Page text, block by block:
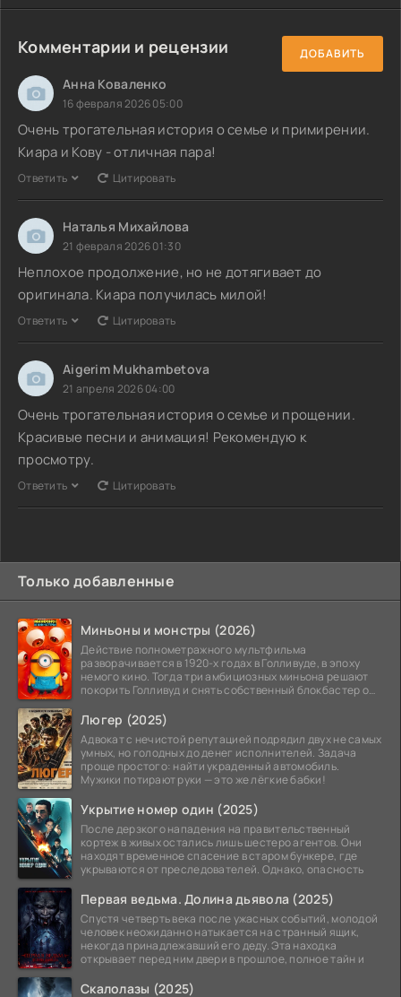
Комментарии и рецензии ДОБАВИТЬ
Анна Коваленко
16 февраля 2026 05:00
Очень трогательная история о семье и примирении.
Киара и Кову - отличная пара!
Ответить Цитировать
Наталья Михайлова
21 февраля 2026 01:30
Неплохое продолжение, но не дотягивает до
оригинала. Киара получилась милой!
Ответить Цитировать
Aigerim Mukhambetova
21 апреля 2026 04:00
Очень трогательная история о семье и прощении.
Красивые песни и анимация! Рекомендую к
просмотру.
Ответить Цитировать
Только добавленные
Миньоны и монстры (2026)
Действие полнометражного мультфильма
разворачивается в 1920-х годах в Голливуде, в эпоху
немого кино. Тогда три амбициозных миньона решают
покорить Голливуд и снять собственный блокбастер о
Люгер (2025)
Адвокат с нечистой репутацией подрядил двух не самых
умных, но голодных до денег исполнителей. Задача
проще простого: найти украденный автомобиль.
Мужики потирают руки — это же лёгкие бабки!
Укрытие номер один (2025)
После дерзкого нападения на правительственный
кортеж в живых остались лишь шестеро агентов. Они
находят временное спасение в старом бункере, где
укрываются от преследователей. Однако, опасность
Первая ведьма. Долина дьявола (2025)
Спустя четверть века после ужасных событий, молодой
человек неожиданно натыкается на странный ящик,
некогда принадлежавший его деду. Эта находка
открывает перед ним двери в прошлое, полное тайн и
Скалолазы (2025)